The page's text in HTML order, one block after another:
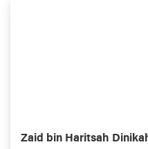
Zaid bin Haritsah